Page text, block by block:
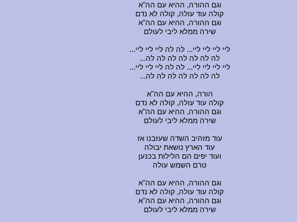
וגם ההורה, ההיא עם הה"א
קולה עוד עולה, קולה לא נדם
וגם ההורה, ההיא עם הה"א
שירה ממלא ליבי לעולם
...ליי ליי ליי ליי... לה לה ליי ליי ליי
...לה לה לה לה לה לה לה
...ליי ליי ליי ליי... לה לה ליי ליי ליי
...לה לה לה לה לה לה לה
הורה, ההיא עם הה"א
קולה עוד עולה, קולה לא נדם
וגם ההורה, ההיא עם הה"א
שירה ממלא ליבי לעולם
עוד מזהיב השדה שעזבנו אז
עוד הארץ נושאת יבולה
ועוד יפים הם הלילות בכנען
טרם השמש עולה
וגם ההורה, ההיא עם הה"א
קולה עוד עולה, קולה לא נדם
וגם ההורה, ההיא עם הה"א
שירה ממלא ליבי לעולם